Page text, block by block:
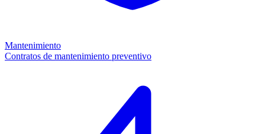
Mantenimiento
Contratos de mantenimiento preventivo